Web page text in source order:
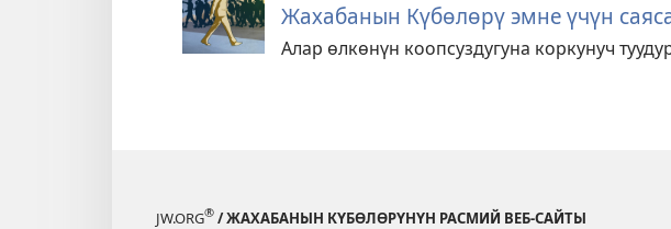
Жахабанын Күбөлөрү эмне үчүн
Алар өлкөнүн коопсуздугуна коркунуч
JW.ORG® / ЖАХАБАНЫН КҮБӨЛӨРҮНҮН РАСМИЙ ВЕБ-САЙТЫ